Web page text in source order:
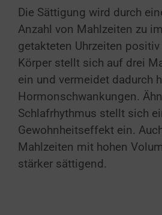
Die Sättigung wird durch
Anzahl von Mahlzeiten zu
getakteten Uhrzeiten
Körper stellt sich auf drei
ein und vermeidet dadurch
Hormonschwankungen.
Schlafrhythmus stellt sich
Gewohnheitseffekt ein.
Mahlzeiten mit hohen
stärker sättigend.